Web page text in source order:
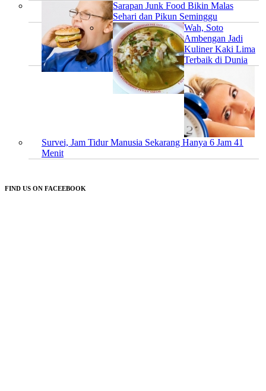
Sarapan Junk Food Bikin Malas
Sehari dan Pikun Seminggu
Wah, Soto
Ambengan Jadi
Kuliner Kaki Lima
Terbaik di Dunia
Survei, Jam Tidur Manusia Sekarang Hanya 6 Jam 41
Menit
FIND US ON FACEEBOOK